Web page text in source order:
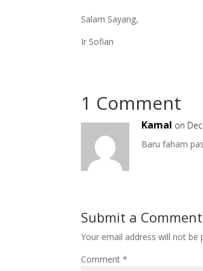
Salam Sayang,
Ir Sofian
1 Comment
Kamal on
Baru faham
Submit a Comment
Your email address will not be
Comment*